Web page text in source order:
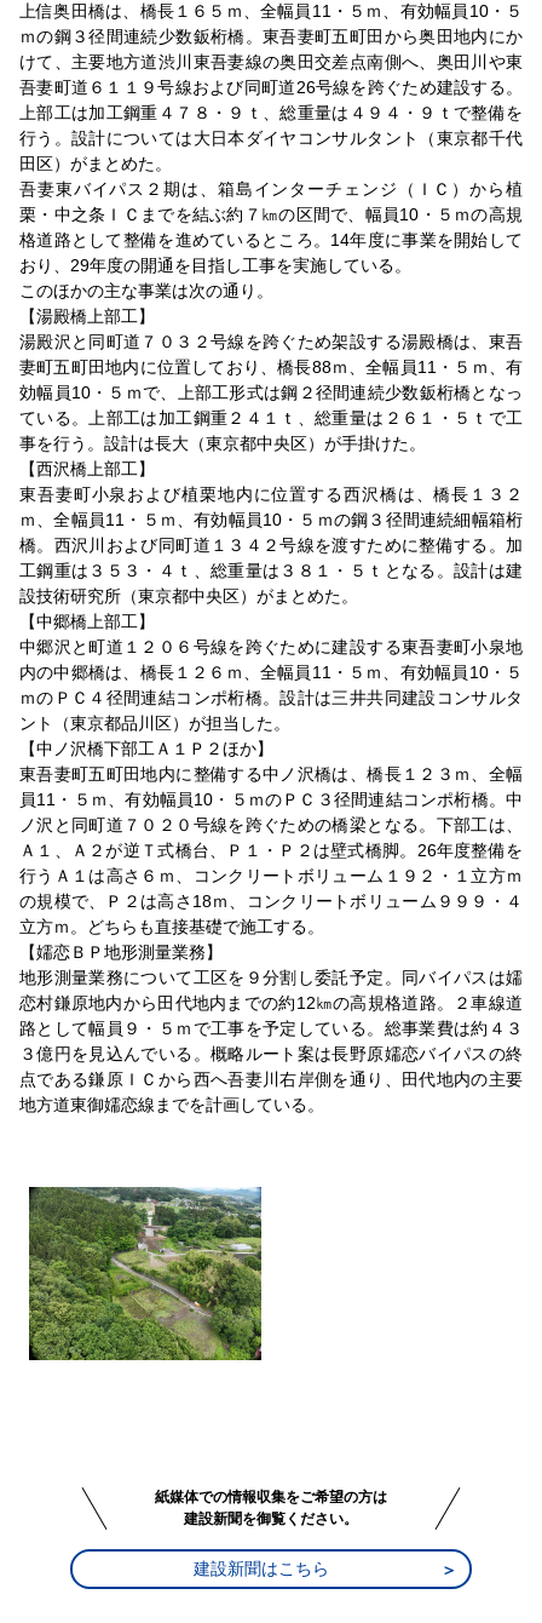
上信奥田橋は、橋長１６５ｍ、全幅員11・５ｍ、有効幅員10・５
ｍの鋼３径間連続少数鈑桁橋。東吾妻町五町田から奥田地内にか
けて、主要地方道渋川東吾妻線の奥田交差点南側へ、奥田川や東
吾妻町道６１１９号線および同町道26号線を跨ぐため建設する。
上部工は加工鋼重４７８・９ｔ、総重量は４９４・９ｔで整備を
行う。設計については大日本ダイヤコンサルタント（東京都千代
田区）がまとめた。
吾妻東バイパス２期は、箱島インターチェンジ（ＩＣ）から植
栗・中之条ＩＣまでを結ぶ約７㎞の区間で、幅員10・５ｍの高規
格道路として整備を進めているところ。14年度に事業を開始して
おり、29年度の開通を目指し工事を実施している。
このほかの主な事業は次の通り。
【湯殿橋上部工】
湯殿沢と同町道７０３２号線を跨ぐため架設する湯殿橋は、東吾
妻町五町田地内に位置しており、橋長88ｍ、全幅員11・５ｍ、有
効幅員10・５ｍで、上部工形式は鋼２径間連続少数鈑桁橋となっ
ている。上部工は加工鋼重２４１ｔ、総重量は２６１・５ｔで工
事を行う。設計は長大（東京都中央区）が手掛けた。
【西沢橋上部工】
東吾妻町小泉および植栗地内に位置する西沢橋は、橋長１３２
ｍ、全幅員11・５ｍ、有効幅員10・５ｍの鋼３径間連続細幅箱桁
橋。西沢川および同町道１３４２号線を渡すために整備する。加
工鋼重は３５３・４ｔ、総重量は３８１・５ｔとなる。設計は建
設技術研究所（東京都中央区）がまとめた。
【中郷橋上部工】
中郷沢と町道１２０６号線を跨ぐために建設する東吾妻町小泉地
内の中郷橋は、橋長１２６ｍ、全幅員11・５ｍ、有効幅員10・５
ｍのＰＣ４径間連結コンポ桁橋。設計は三井共同建設コンサルタ
ント（東京都品川区）が担当した。
【中ノ沢橋下部工Ａ１Ｐ２ほか】
東吾妻町五町田地内に整備する中ノ沢橋は、橋長１２３ｍ、全幅
員11・５ｍ、有効幅員10・５ｍのＰＣ３径間連結コンポ桁橋。中
ノ沢と同町道７０２０号線を跨ぐための橋梁となる。下部工は、
Ａ１、Ａ２が逆Ｔ式橋台、Ｐ１・Ｐ２は壁式橋脚。26年度整備を
行うＡ１は高さ６ｍ、コンクリートボリューム１９２・１立方ｍ
の規模で、Ｐ２は高さ18ｍ、コンクリートボリューム９９９・４
立方ｍ。どちらも直接基礎で施工する。
【嬬恋ＢＰ地形測量業務】
地形測量業務について工区を９分割し委託予定。同バイパスは嬬
恋村鎌原地内から田代地内までの約12㎞の高規格道路。２車線道
路として幅員９・５ｍで工事を予定している。総事業費は約４３
３億円を見込んでいる。概略ルート案は長野原嬬恋バイパスの終
点である鎌原ＩＣから西へ吾妻川右岸側を通り、田代地内の主要
地方道東御嬬恋線までを計画している。
紙媒体での情報収集をご希望の方は
建設新聞を御覧ください。
建設新聞はこちら